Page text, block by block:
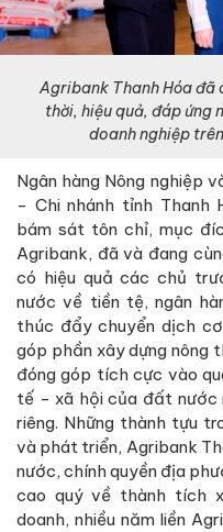
Agribank Thanh Hóa đã
thời, hiệu quả, đáp ứng
doanh nghiệp
Ngân hàng Nông nghiệp
- Chi nhánh tỉnh Thanh
bám sát tôn chỉ, mục
Agribank, đã và đang
có hiệu quả các chủ
nước về tiền tệ, ngân
thúc đẩy chuyển dịch
góp phần xây dựng nông
đóng góp tích cực vào
tế - xã hội của đất nước
riêng. Những thành tựu
và phát triển, Agribank
nước, chính quyền địa
cao quý về thành tích
doanh, nhiều năm liền